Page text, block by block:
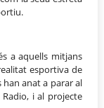
a aquells mitjans
esportiva de
han anat a parar al
i al projecte